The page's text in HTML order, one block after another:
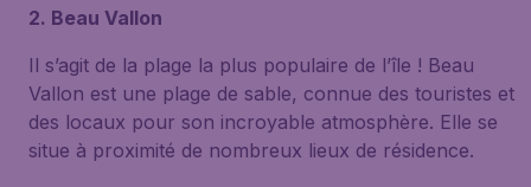
2. Beau Vallon
Il s’agit de la plage la plus populaire de l’île ! Beau
Vallon est une plage de sable, connue des touristes et
des locaux pour son incroyable atmosphère. Elle se
situe à proximité de nombreux lieux de résidence.